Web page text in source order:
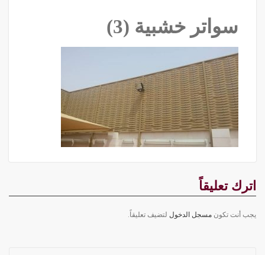
سواتر خشبية (3)
اترك تعليقاً
يجب أنت تكون مسجل الدخول لتضيف تعليقاً.